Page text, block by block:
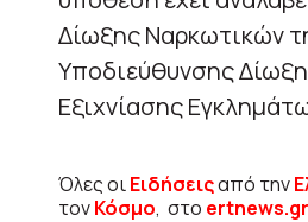
Δίωξης Ναρκωτικών
Υποδιεύθυνσης
Εξιχνίασης
Όλες οιΕιδήσειςαπό την
τονΚόσμο, στο ertnews.gr